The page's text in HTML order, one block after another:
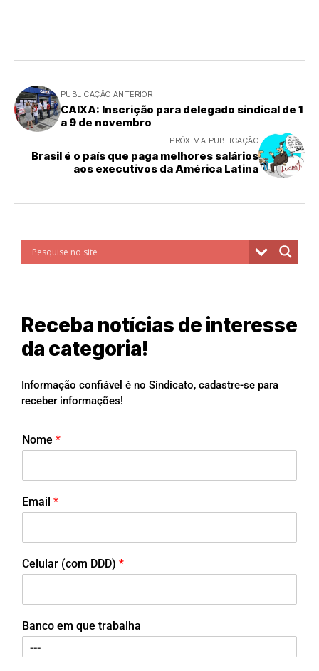
PUBLICAÇÃO ANTERIOR
CAIXA: Inscrição para delegado sindical de 1
a 9 de novembro
PRÓXIMA PUBLICAÇÃO
Brasil é o país que paga melhores salários
aos executivos da América Latina
Receba notícias de interesse
da categoria!
Informação confiável é no Sindicato, cadastre-se para
receber informações!
Nome *
Email *
Celular (com DDD) *
Banco em que trabalha